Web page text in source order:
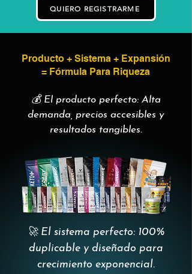
QUIERO REGISTRARME
Producto + Sistema + Expansión
= Fórmula Para Riqueza
💰 El producto perfecto: Alta
demanda, precios accesibles y
resultados tangibles.
🚀 El sistema perfecto: 100%
duplicable y diseñado para
crecimiento exponencial.